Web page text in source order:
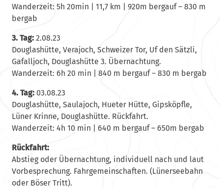
Wanderzeit: 5h 20min | 11,7 km | 920m bergauf – 830 m
bergab
3. Tag:2.08.23
Douglashütte, Verajoch, Schweizer Tor, Uf den Sätzli,
Gafalljoch, Douglashütte 3. Übernachtung.
Wanderzeit: 6h 20 min | 840 m bergauf – 830 m bergab
4. Tag:03.08.23
Douglashütte, Saulajoch, Hueter Hütte, Gipsköpfle,
Lüner Krinne, Douglashütte. Rückfahrt.
Wanderzeit: 4h 10 min | 640 m bergauf – 650m bergab
Rückfahrt:
Abstieg oder Übernachtung, individuell nach und laut
Vorbesprechung. Fahrgemeinschaften. (Lünerseebahn
oder Böser Tritt).